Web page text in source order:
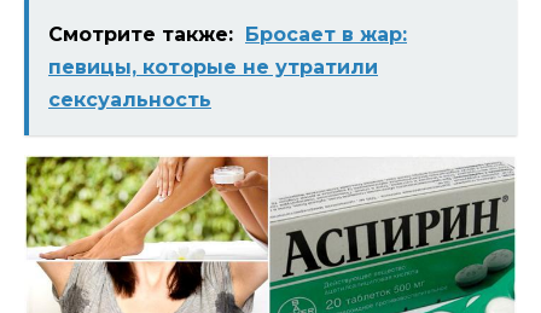
Смотрите также: Бросает в жар:
певицы, которые не утратили
сексуальность